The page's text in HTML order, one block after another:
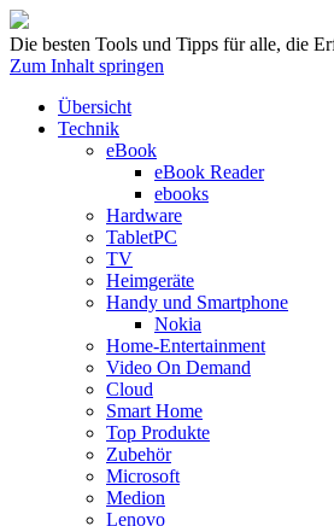
Die besten Tools und Tipps für alle, die
Zum Inhalt springen
Übersicht
Technik
eBook
eBook Reader
ebooks
Hardware
TabletPC
TV
Heimgeräte
Handy und Smartphone
Nokia
Home-Entertainment
Video On Demand
Cloud
Smart Home
Top Produkte
Zubehör
Microsoft
Medion
Lenovo